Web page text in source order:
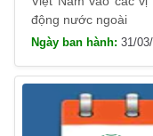
31/03/
Thông báo
Ngày giải phóng tỉnh
28/
Thông báo